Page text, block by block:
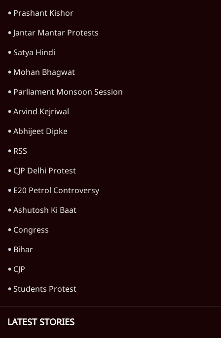
Prashant Kishor
Jantar Mantar Protests
Satya Hindi
Mohan Bhagwat
Parliament Monsoon Session
Arvind Kejriwal
Abhijeet Dipke
RSS
CJP Delhi Protest
E20 Petrol Controversy
Ashutosh Ki Baat
Congress
Bihar
CJP
Students Protest
LATEST STORIES